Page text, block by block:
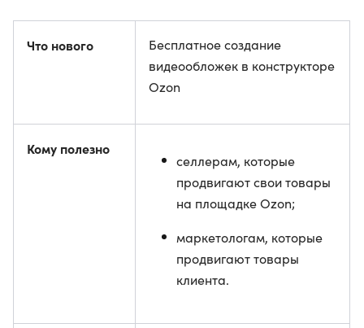
Что нового
Бесплатное создание
видеообложек в конструкторе
Ozon
Кому полезно
селлерам, которые
продвигают свои товары
на площадке Ozon;
маркетологам, которые
продвигают товары
клиента.